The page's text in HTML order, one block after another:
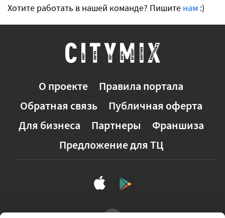
Хотите работать в нашей команде? Пишите нам :)
О проекте
Правила портала
Обратная связь
Публичная оферта
Для бизнеса
Партнеры
Франшиза
Предложение для ТЦ